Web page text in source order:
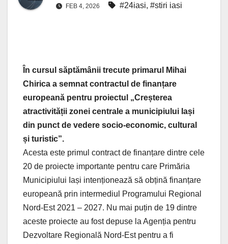
FEB 4, 2026 #24iasi, #stiri iasi
În cursul săptămânii trecute primarul Mihai
Chirica a semnat contractul de finanțare
europeană pentru proiectul „Creșterea
atractivității zonei centrale a municipiului Iași
din punct de vedere socio-economic, cultural
și turistic”.
Acesta este primul contract de finanțare dintre cele
20 de proiecte importante pentru care Primăria
Municipiului Iași intenționează să obțină finanțare
europeană prin intermediul Programului Regional
Nord-Est 2021 – 2027. Nu mai puțin de 19 dintre
aceste proiecte au fost depuse la Agenția pentru
Dezvoltare Regională Nord-Est pentru a fi